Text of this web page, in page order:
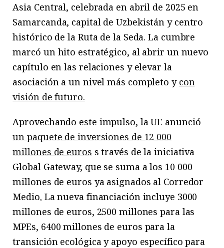
Asia Central, celebrada en abril de 2025 en
Samarcanda, capital de Uzbekistán y centro
histórico de la Ruta de la Seda. La cumbre
marcó un hito estratégico, al abrir un nuevo
capítulo en las relaciones y elevar la
asociación a un nivel más completo y con
visión de futuro.
Aprovechando este impulso, la UE anunció
un paquete de inversiones de 12 000
millones de euros s través de la iniciativa
Global Gateway, que se suma a los 10 000
millones de euros ya asignados al Corredor
Medio. La nueva financiación incluye 3000
millones de euros, 2500 millones para las
MPEs, 6400 millones de euros para la
transición ecológica y apoyo específico para